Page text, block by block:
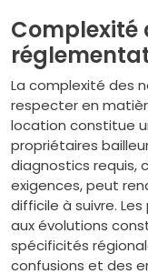
Complexité
La complexité des
respecter en
location constitue
propriétaires
diagnostics requis,
exigences, peut
difficile à suivre.
aux évolutions
spécificités
confusions et des